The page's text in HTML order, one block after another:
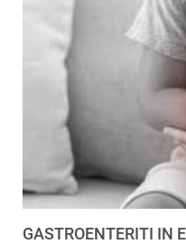
GASTROENTERITI IN